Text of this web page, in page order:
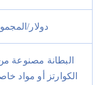
5000 دولار/
البطانة مصنوعة
الكوارتز أو مواد